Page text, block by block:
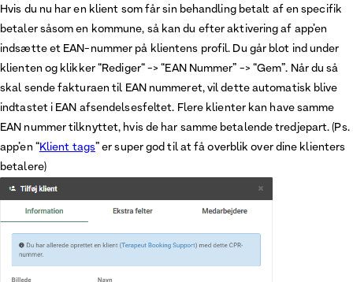
Hvis du nu har en klient som får sin behandling betalt af en specifik
betaler såsom en kommune, så kan du efter aktivering af app’en
indsætte et EAN-nummer på klientens profil. Du går blot ind under
klienten og klikker “Rediger“ -> “EAN Nummer” -> “Gem”. Når du så
skal sende fakturaen til EAN nummeret, vil dette automatisk blive
indtastet i EAN afsendelsesfeltet. Flere klienter kan have samme
EAN nummer tilknyttet, hvis de har samme betalende tredjepart. (Ps.
app’en “Klient tags” er super god til at få overblik over dine klienters
betalere)